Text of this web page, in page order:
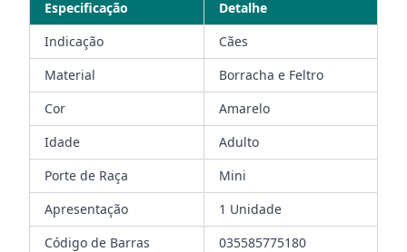
Especificação
Detalhe
Indicação
Cães
Material
Borracha e Feltro
Cor
Amarelo
Idade
Adulto
Porte de Raça
Mini
Apresentação
1 Unidade
Código de Barras
035585775180